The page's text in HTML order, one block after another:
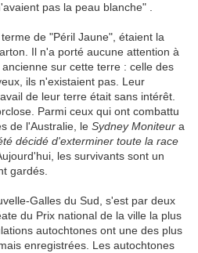
pas la peau blanche" .
de "Péril Jaune", étaient la
Il n'a porté aucune attention à
sur cette terre : celle des
ils n'existaient pas. Leur
de leur terre était sans intérêt.
Parmi ceux qui ont combattu
de l'Australie, le Sydney Moniteur a
décidé d'exterminer toute la race
les survivants sont un
gardés.
Galles du Sud, s'est par deux
du Prix national de la ville la plus
autochtones ont une des plus
enregistrées. Les autochtones